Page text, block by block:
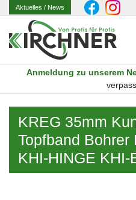
Aktuelles/ News
Anmeldung zu unserem
KREG 35mm
Topfband Bohrer
KHI-HINGE KHI-